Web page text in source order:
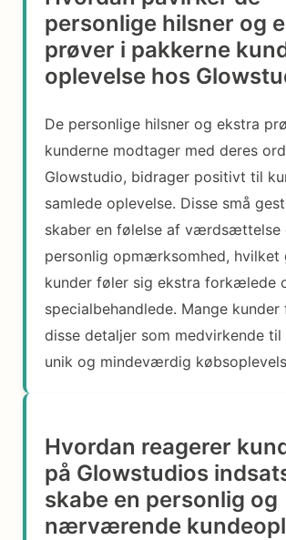
personlige hilsner og
prøver i pakkerne
oplevelse hos
De personlige hilsner og ekstra
kunderne modtager med deres
Glowstudio, bidrager positivt til
samlede oplevelse. Disse små
skaber en følelse af værdsættelse
personlig opmærksomhed, hvilket
kunder føler sig ekstra forkælede
specialbehandlede. Mange
disse detaljer som medvirkende til
unik og mindeværdig
Hvordan reagerer
på Glowstudios
skabe en personlig og
nærværende